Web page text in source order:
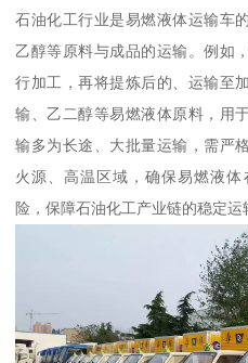
石油化工行业是易燃液体运输车
乙醇等原料与成品的运输。例如
行加工，再将提炼后的、运输至
输、乙二醇等易燃液体原料，用
输多为长途、大批量运输，需严
火源、高温区域，确保易燃液
险，保障石油化工产业链的稳定运